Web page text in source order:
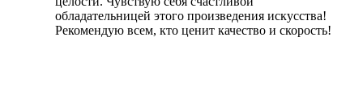
обладательницей этого произведения искусства!
Рекомендую всем, кто ценит качество и скорость!